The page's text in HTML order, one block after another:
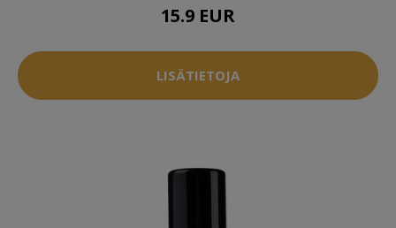
15.9 EUR
LISÄTIETOJA